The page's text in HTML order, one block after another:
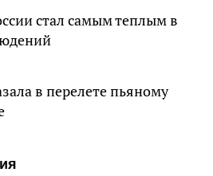
стал самым теплым в
в перелете пьяному